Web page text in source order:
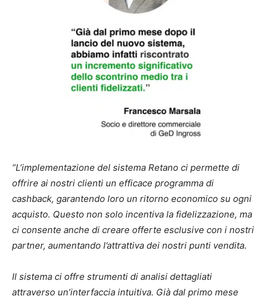
“L’implementazione del sistema Retano ci permette di
offrire ai nostri clienti un efficace programma di
cashback, garantendo loro un ritorno economico su ogni
acquisto. Questo non solo incentiva la fidelizzazione, ma
ci consente anche di creare offerte esclusive con i nostri
partner, aumentando l’attrattiva dei nostri punti vendita.
Il sistema ci offre strumenti di analisi dettagliati
attraverso un’interfaccia intuitiva. Già dal primo mese